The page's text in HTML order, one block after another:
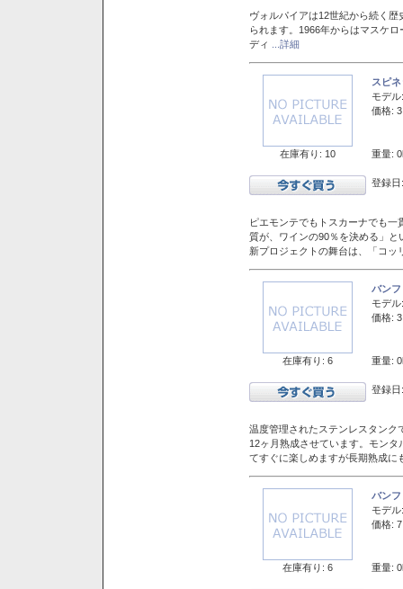
ヴォルパイアは12世紀から続く
られます。1966年からはマスケ
ディ
...詳細
在庫有り: 10
スピ
モデル:
価格:
重量:
登録
ピエモンテでもトスカーナでも
質が、ワインの90％を決める」
新プロジェクトの舞台は、「コ
在庫有り: 6
バン
モデル:
価格:
重量:
登録
温度管理されたステンレスタンク
12ヶ月熟成させています。モン
てすぐに楽しめますが長期熟成に
在庫有り: 6
バン
モデル:
価格:
重量: